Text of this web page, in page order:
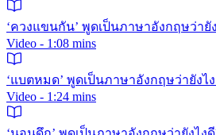
‘ควงแขนกัน’ พูดเป็นภาษาอังกฤษว่ายัง
Video - 1:08 mins
‘แบตหมด’ พูดเป็นภาษาอังกฤษว่ายังไง
Video - 1:24 mins